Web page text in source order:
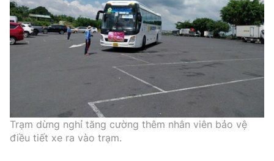
Trạm dừng nghỉ tăng cường thêm nhân viên bảo vệ
điều tiết xe ra vào trạm.